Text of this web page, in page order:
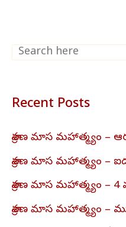
Recent Posts
శ్రావణ మాస మహాత్మ్యం –
శ్రావణ మాస మహాత్మ్యం –
శ్రావణ మాస మహాత్మ్యం –
శ్రావణ మాస మహాత్మ్యం –